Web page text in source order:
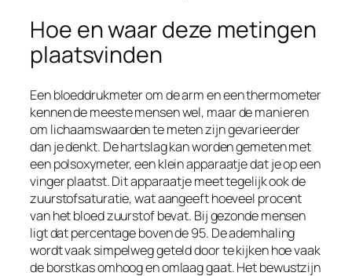
Hoe en waar deze metingen
plaatsvinden
Een bloeddrukmeter om de arm en een thermometer
kennen de meeste mensen wel, maar de manieren
om lichaamswaarden te meten zijn gevarieerder
dan je denkt. De hartslag kan worden gemeten met
een polsoxymeter, een klein apparaatje dat je op een
vinger plaatst. Dit apparaatje meet tegelijk ook de
zuurstofsaturatie, wat aangeeft hoeveel procent
van het bloed zuurstof bevat. Bij gezonde mensen
ligt dat percentage boven de 95. De ademhaling
wordt vaak simpelweg geteld door te kijken hoe vaak
de borstkas omhoog en omlaag gaat. Het bewustzijn